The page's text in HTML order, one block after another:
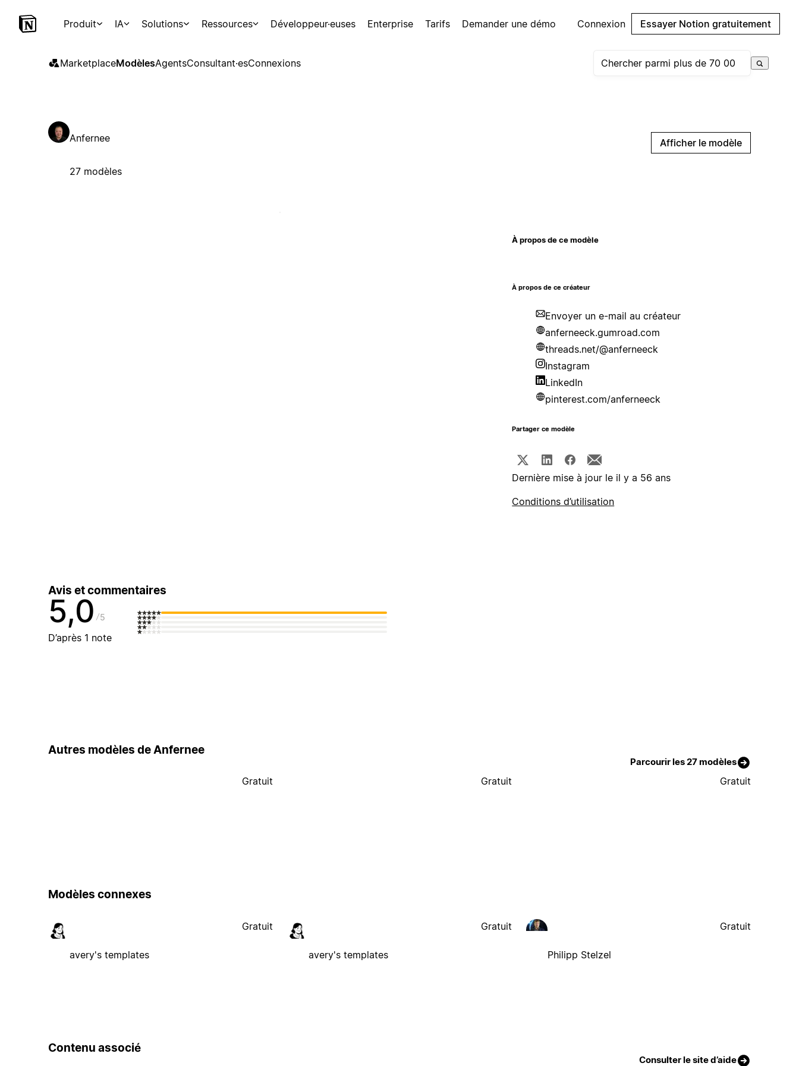
Produit IA Solutions Ressources Développeur·euses Enterprise Tarifs Demander une démo Connexion Essayer Notion gratuitement
MarketplaceModèlesAgentsConsultant·esConnexions
Anfernee
27 modèles
Afficher le modèle
À propos de ce modèle
À propos de ce créateur
Envoyer un e-mail au créateur
anferneeck.gumroad.com
threads.net/@anferneeck
Instagram
LinkedIn
pinterest.com/anferneeck
Partager ce modèle
Dernière mise à jour le il y a 56 ans
Conditions d’utilisation
Avis et commentaires
5,0 5
D’après 1 note
Autres modèles de Anfernee
Parcourir les 27 modèles
Gratuit Gratuit Gratuit
Modèles connexes
avery's templates
Gratuit
avery's templates
Gratuit
Philipp Stelzel
Gratuit
Contenu associé
Consulter le site d’aide